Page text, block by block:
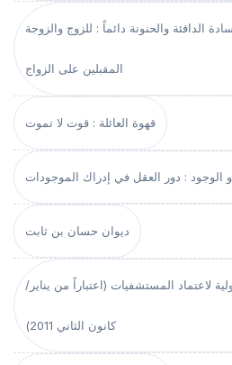
الدافئة والحنونة دائماً : للزوج والزوجة
المقبلين على الزواج
قهوة العائلة : قوت لا تموت
الوجود : دور العقل في إدراك الموجودات
ديوان حسان بن ثابت
لاعتماد المستشفيات (اعتباراً من يناير/
كانون الثاني 2011)